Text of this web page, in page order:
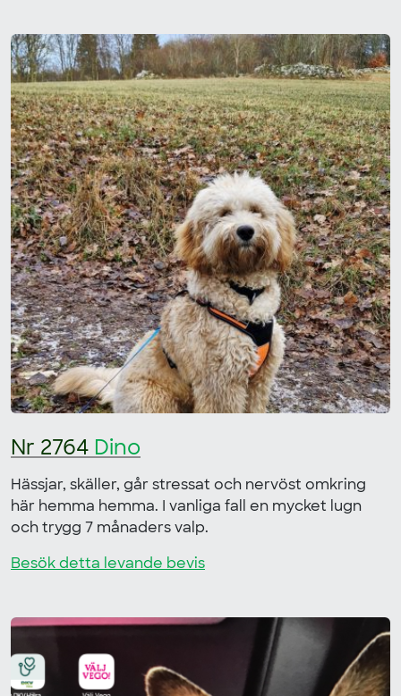
Nr 2764 Dino
Hässjar, skäller, går stressat och nervöst omkring
här hemma hemma. I vanliga fall en mycket lugn
och trygg 7 månaders valp.
Besök detta levande bevis